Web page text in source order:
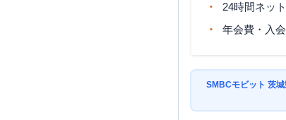
24時間ネッ
年会費・入
SMBCモビット 茨